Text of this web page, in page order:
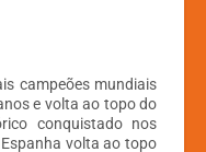
campeões mundiais
e volta ao topo do
conquistado nos
volta ao topo